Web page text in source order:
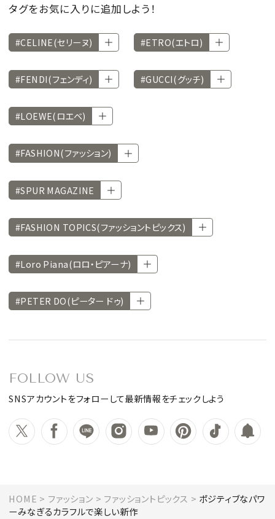
タグをお気に入りに追加しよう！
#CELINE(セリーヌ) #ETRO(エトロ)
#FENDI(フェンディ) #GUCCI(グッチ)
#LOEWE(ロエベ)
#FASHION(ファッション)
#SPUR MAGAZINE
#FASHION TOPICS(ファッショントピックス)
#Loro Piana(ロロ・ピアーナ)
#PETER DO(ピーター ドゥ)
FOLLOW US
SNSアカウントをフォローして最新情報をチェックしよう
HOME ファッション ファッショントピックス
ポジティブなパワ
ーみなぎるカラフルで楽しい新作